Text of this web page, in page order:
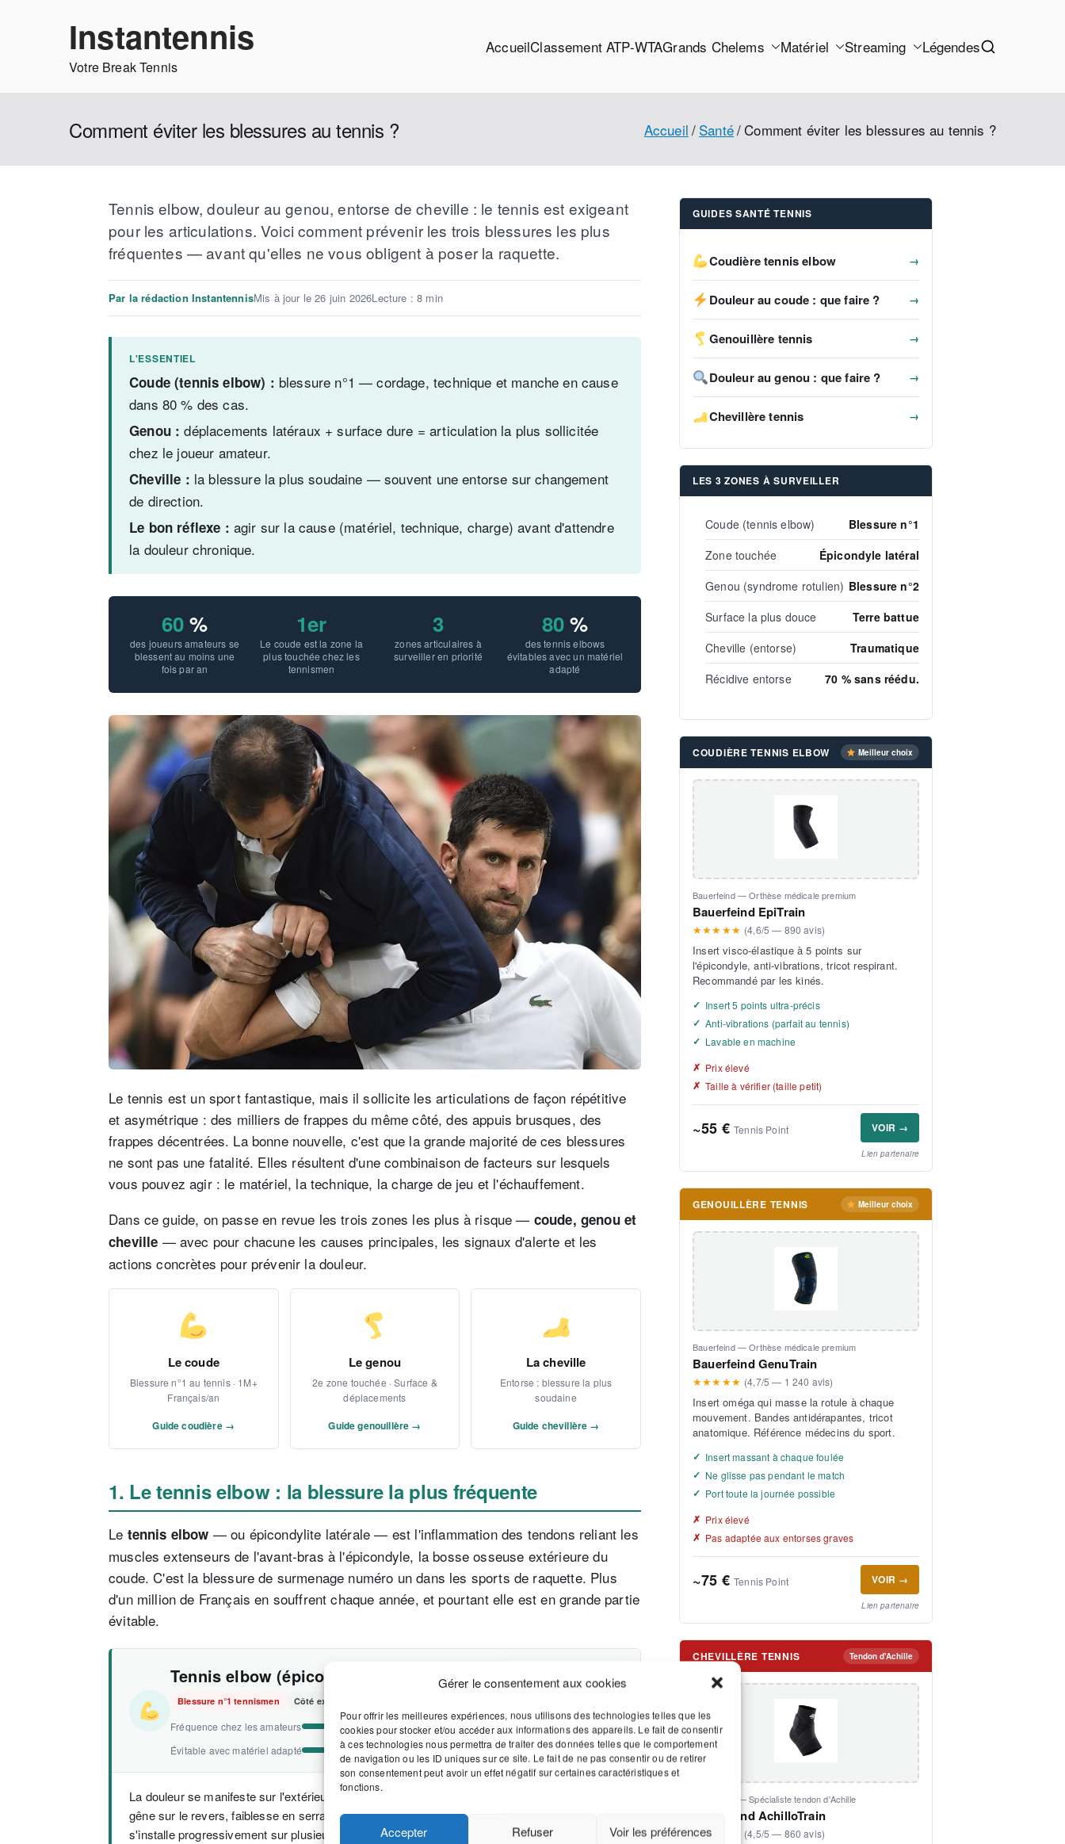
Gérer le consentement aux cookies
Pour offrir les meilleures expériences, nous utilisons des technologies telles que les
cookies pour stocker et/ou accéder aux informations des appareils. Le fait de consentir
à ces technologies nous permettra de traiter des données telles que le comportement
de navigation ou les ID uniques sur ce site. Le fait de ne pas consentir ou de retirer
son consentement peut avoir un effet négatif sur certaines caractéristiques et
fonctions.
Accepter Refuser Voir les préférences
Instantennis
Votre Break Tennis
AccueilClassement ATP-WTAGrands Chelems Matériel Streaming Légendes
Comment éviter les blessures au tennis ? Accueil Santé Comment éviter les blessures au tennis ?
Tennis elbow, douleur au genou, entorse de cheville : le tennis est exigeant
pour les articulations. Voici comment prévenir les trois blessures les plus
fréquentes — avant qu'elles ne vous obligent à poser la raquette.
Par la rédaction InstantennisMis à jour le 26 juin 2026Lecture : 8 min
L'ESSENTIEL
Coude (tennis elbow) : blessure n°1 — cordage, technique et manche en cause
dans 80 % des cas.
Genou : déplacements latéraux + surface dure = articulation la plus sollicitée
chez le joueur amateur.
Cheville : la blessure la plus soudaine — souvent une entorse sur changement
de direction.
Le bon réflexe : agir sur la cause (matériel, technique, charge) avant d'attendre
la douleur chronique.
60%
des joueurs amateurs se
blessent au moins une
fois par an
1er
Le coude est la zone la
plus touchée chez les
tennismen
3
zones articulaires à
surveiller en priorité
80%
des tennis elbows
évitables avec un matériel
adapté
Le tennis est un sport fantastique, mais il sollicite les articulations de façon répétitive
et asymétrique : des milliers de frappes du même côté, des appuis brusques, des
frappes décentrées. La bonne nouvelle, c'est que la grande majorité de ces blessures
ne sont pas une fatalité. Elles résultent d'une combinaison de facteurs sur lesquels
vous pouvez agir : le matériel, la technique, la charge de jeu et l'échauffement.
Dans ce guide, on passe en revue les trois zones les plus à risque — coude, genou et
cheville — avec pour chacune les causes principales, les signaux d'alerte et les
actions concrètes pour prévenir la douleur.
Le coude
Blessure n°1 au tennis · 1M+
Français/an
Guide coudière →
Le genou
2e zone touchée · Surface &
déplacements
Guide genouillère →
La cheville
Entorse : blessure la plus
soudaine
Guide chevillère →
1. Le tennis elbow : la blessure la plus fréquente
Le tennis elbow — ou épicondylite latérale — est l'inflammation des tendons reliant les
muscles extenseurs de l'avant-bras à l'épicondyle, la bosse osseuse extérieure du
coude. C'est la blessure de surmenage numéro un dans les sports de raquette. Plus
d'un million de Français en souffrent chaque année, et pourtant elle est en grande partie
évitable.
Tennis elbow (épicondylite)
Blessure n°1 tennismen Côté externe du coude
Fréquence chez les amateurs 80 %
Évitable avec matériel adapté 75 %
Élevé
La douleur se manifeste sur l'extérieur du coude : brûlure ou décharge à la prise de raquette,
gêne sur le revers, faiblesse en serrant la main. Elle apparaît rarement d'un coup — elle
s'installe progressivement sur plusieurs semaines, souvent déclenchée par une combinaison
GUIDES SANTÉ TENNIS
Coudière tennis elbow →
Douleur au coude : que faire ? →
Genouillère tennis →
Douleur au genou : que faire ? →
Chevillère tennis →
LES 3 ZONES À SURVEILLER
Coude (tennis elbow)
Blessure n°1
Zone touchée
Épicondyle latéral
Genou (syndrome rotulien) Blessure n°2
Surface la plus douce
Terre battue
Cheville (entorse)
Traumatique
Récidive entorse
70 % sans réédu.
COUDIÈRE TENNIS ELBOW Meilleur choix
Bauerfeind — Orthèse médicale premium
Bauerfeind EpiTrain
★★★★★ (4,6/5 — 890 avis)
Insert visco-élastique à 5 points sur
l'épicondyle, anti-vibrations, tricot respirant.
Recommandé par les kinés.
Insert 5 points ultra-précis
Anti-vibrations (parfait au tennis)
Lavable en machine
Prix élevé
Taille à vérifier (taille petit)
~55 €Tennis Point VOIR →
Lien partenaire
GENOUILLÈRE TENNIS Meilleur choix
Bauerfeind — Orthèse médicale premium
Bauerfeind GenuTrain
★★★★★ (4,7/5 — 1 240 avis)
Insert oméga qui masse la rotule à chaque
mouvement. Bandes antidérapantes, tricot
anatomique. Référence médecins du sport.
Insert massant à chaque foulée
Ne glisse pas pendant le match
Port toute la journée possible
Prix élevé
Pas adaptée aux entorses graves
~75 €Tennis Point VOIR →
Lien partenaire
CHEVILLÈRE TENNIS Tendon d'Achille
Bauerfeind — Spécialiste tendon d'Achille
Bauerfeind AchilloTrain
★★★★★ (4,5/5 — 860 avis)